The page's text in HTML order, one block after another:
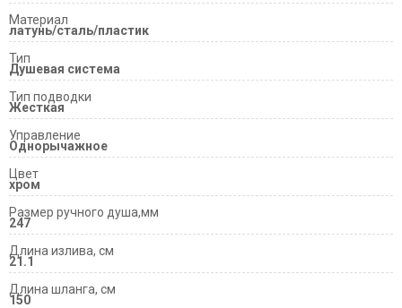
Материал
латунь/сталь/пластик
Тип
Душевая система
Тип подводки
Жесткая
Управление
Однорычажное
Цвет
хром
Размер ручного душа,мм
247
Длина излива, см
21.1
Длина шланга, см
150